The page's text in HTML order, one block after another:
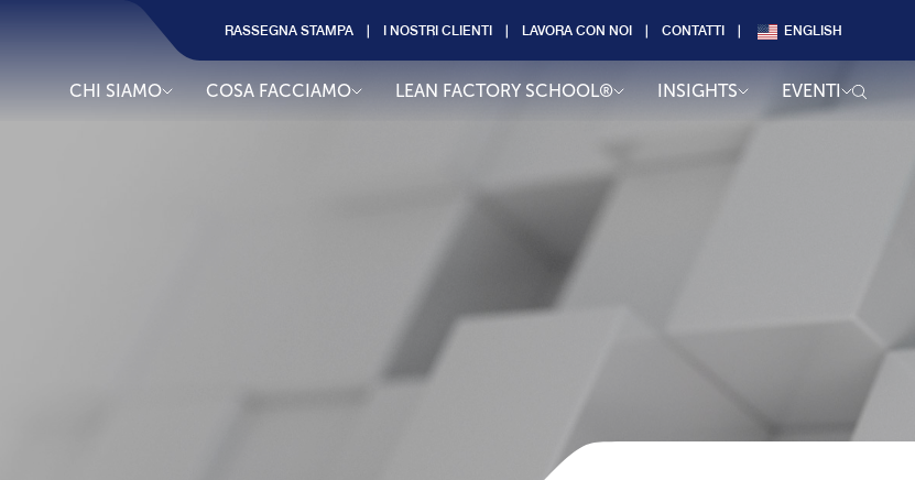
RASSEGNA STAMPA I NOSTRI CLIENTI LAVORA CON NOI CONTATTI ENGLISH
CHI SIAMO COSA FACCIAMO LEAN FACTORY SCHOOL® INSIGHTS EVENTI